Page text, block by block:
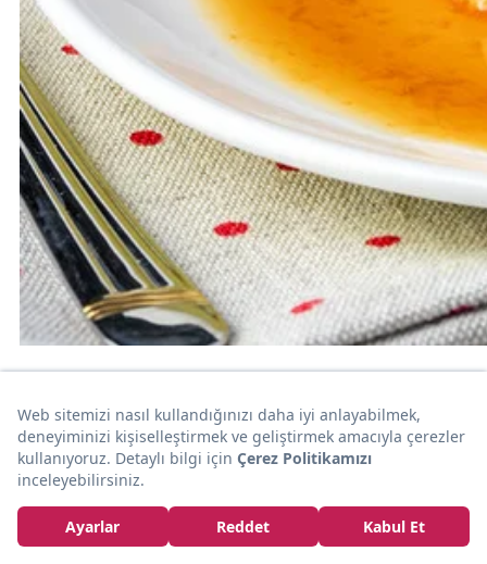
Yemek yarışmalarında dahi yapımının zorluğu konuşulan
krem karameli evde denemek isteyenleri hemen böyle
alalım ve bir an önce tüm püf noktalarını anlatalım. Bu
tarifle onu evde yapmanın aslında ne kadar pratik
olduğunu keşfedince sık sık yapmak isteyeceksiniz.